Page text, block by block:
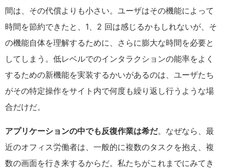
間は、その代償よりも小さい。ユーザはその機能によって
時間を節約できたと、1、2 回は感じるかもしれないが、そ
の機能自体を理解するために、さらに膨大な時間を必要と
してしまう。低レベルでのインタラクションの能率をよく
するための新機能を実装するかいがあるのは、ユーザたち
がその特定操作をサイト内で何度も繰り返し行うような場
合だけだ。
アプリケーションの中でも反復作業は希だ。なぜなら、最
近のオフィス労働者は、一般的に複数のタスクを抱え、複
数の画面を行き来するからだ。私たちがこれまでにみてき